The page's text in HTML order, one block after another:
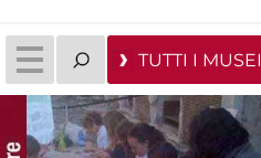
TUTTI I MUSEI